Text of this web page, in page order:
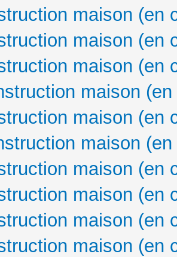
maison (en
maison (en
maison (en
maison
maison (en
maison
maison (en
maison (en
maison (en
maison (en